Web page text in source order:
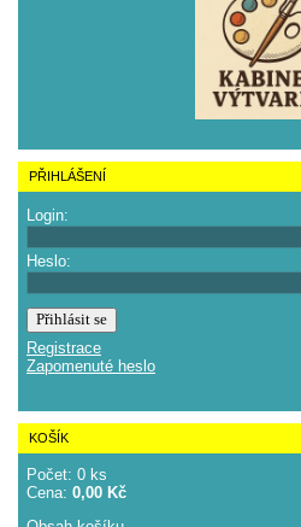
PŘIHLÁŠENÍ
Login:
Heslo:
Registrace
Zapomenuté heslo
KOŠÍK
Počet: 0 ks
Cena: 0,00 Kč